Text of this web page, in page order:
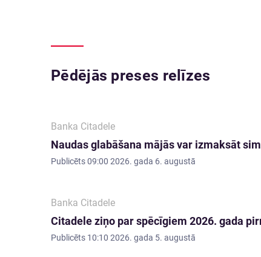
Pēdējās preses relīzes
Banka Citadele
Naudas glabāšana mājās var izmaksāt
Publicēts09:00 2026. gada 6. augustā
Banka Citadele
Citadele ziņo par spēcīgiem 2026. gada
Publicēts 10:10 2026. gada 5. augustā